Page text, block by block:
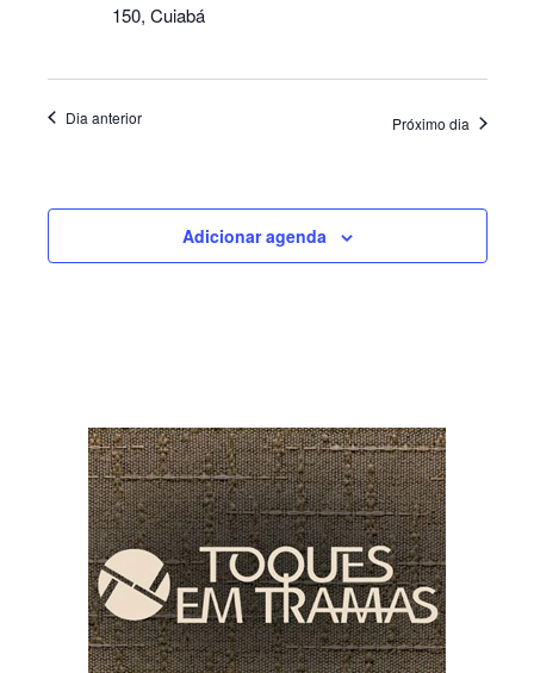
150, Cuiabá
Dia anterior Próximo dia
Adicionar agenda